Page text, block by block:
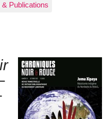
& Publications